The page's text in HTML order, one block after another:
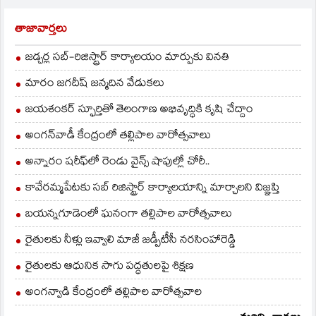
తాజావార్తలు
జడ్చర్ల సబ్-రిజిస్ట్రార్ కార్యాలయం మార్పుకు వినతి
మారం జగదీష్ జన్మదిన వేడుకలు
జయశంకర్ స్ఫూర్తితో తెలంగాణ అభివృద్ధికి కృషి చేద్దాం
అంగన్‌వాడీ కేంద్రంలో తల్లిపాల వారోత్సవాలు
అన్నారం షరీఫ్‌లో రెండు వైన్స్ షాపుల్లో చోరీ..
కావేరమ్మపేటకు సబ్ రిజిస్ట్రార్ కార్యాలయాన్ని మార్చాలని విజ్ఞప్తి
బయన్నగూడెంలో ఘనంగా తల్లిపాల వారోత్సవాలు
రైతులకు నీళ్లు ఇవ్వాలి మాజీ జడ్పీటీసీ నరసింహారెడ్డి
రైతులకు ఆధునిక సాగు పద్ధతులపై శిక్షణ
అంగన్వాడి కేంద్రంలో తల్లిపాల వారోత్సవాల